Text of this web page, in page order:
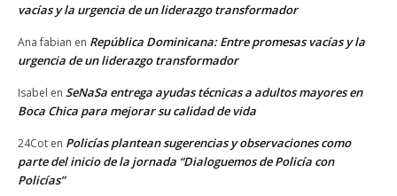
vacías y la urgencia de un liderazgo transformador
Ana fabian en República Dominicana: Entre promesas vacías y la
urgencia de un liderazgo transformador
Isabel en SeNaSa entrega ayudas técnicas a adultos mayores en
Boca Chica para mejorar su calidad de vida
24Cot en Policías plantean sugerencias y observaciones como
parte del inicio de la jornada “Dialoguemos de Policía con
Policías”